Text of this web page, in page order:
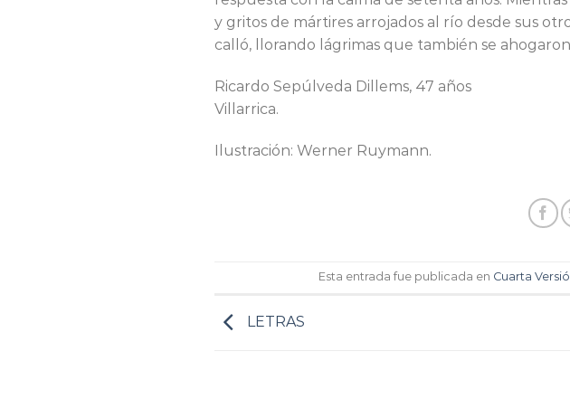
y gritos de mártires arrojados al río desde sus
calló, llorando lágrimas que también se
Ricardo Sepúlveda Dillems, 47 años
Villarrica.
Ilustración: Werner Ruymann.
Esta entrada fue publicada en Cuarta
LETRAS